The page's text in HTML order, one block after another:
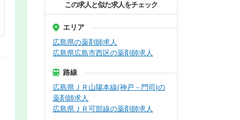
この求人と似た求人をチェック
エリア
広島県の薬剤師求人
広島県広島市西区の薬剤師求人
路線
広島県ＪＲ山陽本線(神戸－門司)の
薬剤師求人
広島県ＪＲ可部線の薬剤師求人